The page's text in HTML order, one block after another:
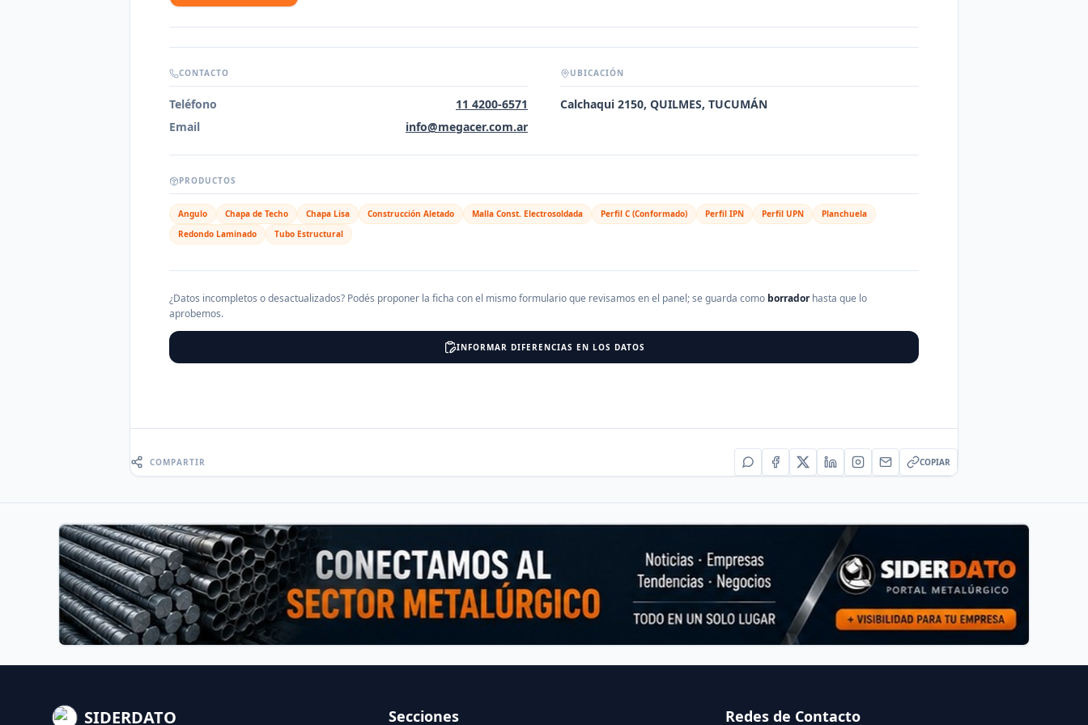
CONTACTO
Teléfono
11 4200-6571
Email
info@megacer.com.ar
UBICACIÓN
Calchaqui 2150, QUILMES, TUCUMÁN
PRODUCTOS
Angulo Chapa de Techo Chapa Lisa Construcción Aletado Malla Const. Electrosoldada Perfil C (Conformado) Perfil IPN Perfil UPN
Planchuela
Redondo Laminado
Tubo Estructural
¿Datos incompletos o desactualizados? Podés proponer la ficha con el mismo formulario que revisamos en el panel; se guarda como borradorhasta que lo
aprobemos.
INFORMAR DIFERENCIAS EN LOS DATOS
COMPARTIR COPIAR
SIDERDATO Secciones Redes de Contacto